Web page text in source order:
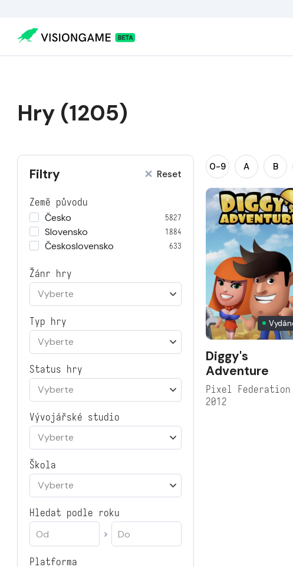
Hry (1205)
Filtry Reset
Země původu
Česko
5827
Slovensko 1884
Československo 633
Žánr hry
Vyberte
Typ hry
Vyberte
Status hry
Vyberte
Vývojářské studio
Vyberte
Škola
Vyberte
Hledat podle roku
Platforma
0-9 A B
Diggy's
Adventure
Pixel
2012